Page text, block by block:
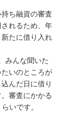
ち融資の審査
れるため、年
たに借り入れ
みんな聞いた
いのところが
んだ日に借り
審査にかかる
いです。